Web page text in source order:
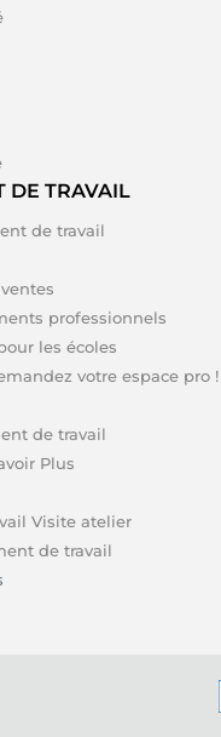
DE TRAVAIL
de travail
professionnels
les écoles
votre espace pro !
de travail
Plus
Visite atelier
de travail